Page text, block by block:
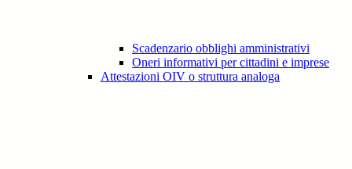
Scadenzario obblighi amministrativi
Oneri informativi per cittadini e imprese
Attestazioni OIV o struttura analoga